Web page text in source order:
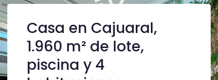
Casa en Cajuaral,
1.960 m² de lote,
piscina y 4